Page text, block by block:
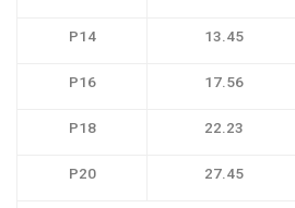
P14 13.45
P16 17.56
P18 22.23
P20 27.45